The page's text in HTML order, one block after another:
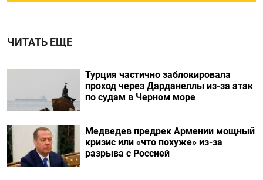
ЧИТАТЬ ЕЩЕ
Турция частично заблокировала
проход через Дарданеллы из-за атак
по судам в Черном море
Медведев предрек Армении мощный
кризис или «что похуже» из-за
разрыва с Россией